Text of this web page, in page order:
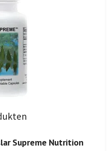
Supreme Nutrition